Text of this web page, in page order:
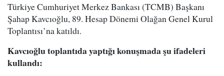
Türkiye Cumhuriyet Merkez Bankası (TCMB) Başkanı
Şahap Kavcıoğlu, 89. Hesap Dönemi Olağan Genel Kurul
Toplantısı’na katıldı.
Kavcıoğlu toplantıda yaptığı konuşmada şu ifadeleri
kullandı: